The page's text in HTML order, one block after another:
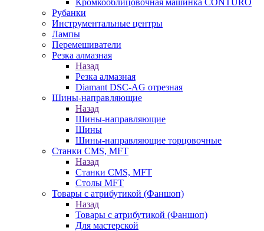
Кромкооблицовочная машинка CONTURO
Рубанки
Инструментальные центры
Лампы
Перемешиватели
Резка алмазная
Назад
Резка алмазная
Diamant DSC-AG отрезная
Шины-направляющие
Назад
Шины-направляющие
Шины
Шины-направляющие торцовочные
Станки CMS, MFT
Назад
Станки CMS, MFT
Столы MFT
Товары с атрибутикой (Фаншоп)
Назад
Товары с атрибутикой (Фаншоп)
Для мастерской